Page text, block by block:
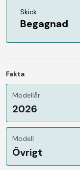
Skick
Begagnad
Fakta
Modellår
2026
Modell
Övrigt